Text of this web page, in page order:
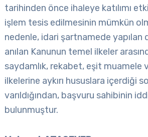
tarihinden önce ihaleye katılımı
işlem tesis edilmesinin mümkün
nedenle, idari şartnamede yapılan
anılan Kanunun temel ilkeler
saydamlık, rekabet, eşit muamele
ilkelerine aykırı hususlara içerdiği
varıldığından, başvuru sahibinin
bulunmuştur.